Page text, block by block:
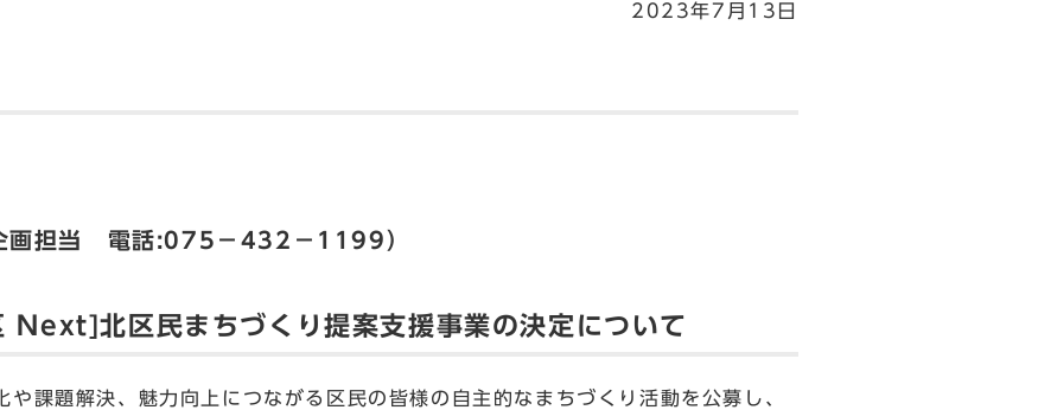
2023年7月13日
画担当 電話:075－432－1199）
Next]北区民まちづくり提案支援事業の決定について
課題解決、魅力向上につながる区民の皆様の自主的なまちづくり活動を公募し、